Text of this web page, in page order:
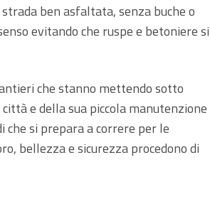
ben asfaltata, senza buche o
evitando che ruspe e betoniere si
che stanno mettendo sotto
e della sua piccola manutenzione
che si prepara a correre per le
bellezza e sicurezza procedono di